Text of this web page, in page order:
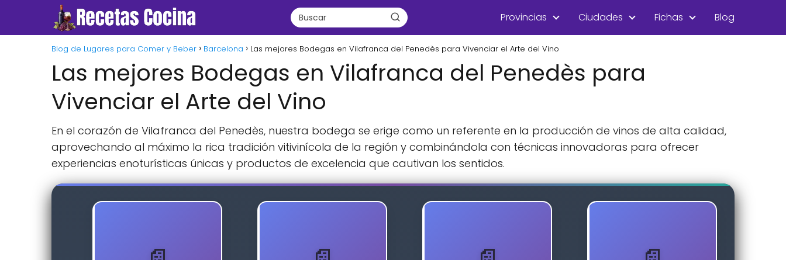
Provincias Ciudades Fichas Blog
Blog de Lugares para Comer y Beber Barcelona Las mejores Bodegas en Vilafranca del Penedès para Vivenciar el Arte del Vino
Las mejores Bodegas en Vilafranca del Penedès para
Vivenciar el Arte del Vino
En el corazón de Vilafranca del Penedès, nuestra bodega se erige como un referente en la producción de vinos de alta calidad,
aprovechando al máximo la rica tradición vitivinícola de la región y combinándola con técnicas innovadoras para ofrecer
experiencias enoturísticas únicas y productos de excelencia que cautivan los sentidos.